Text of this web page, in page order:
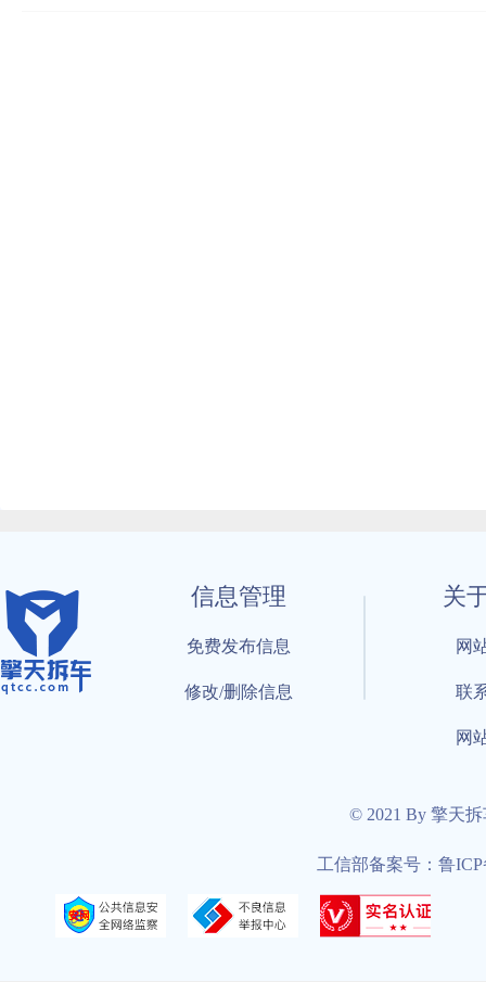
信息管理
免费发布信息
修改/删除信息
关
网
联
网
© 2021 By 擎天
工信部备案号：鲁